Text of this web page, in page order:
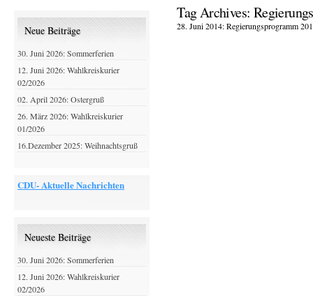
Tag Archives:
28. Juni 2014: Regierungsprogramm
Neue Beiträge
30. Juni 2026: Sommerferien
12. Juni 2026: Wahlkreiskurier
02/2026
02. April 2026: Ostergruß
26. März 2026: Wahlkreiskurier
01/2026
16.Dezember 2025: Weihnachtsgruß
CDU- Aktuelle Nachrichten
Neueste Beiträge
30. Juni 2026: Sommerferien
12. Juni 2026: Wahlkreiskurier
02/2026